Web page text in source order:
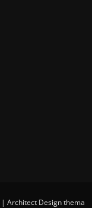
| Architect Design thema